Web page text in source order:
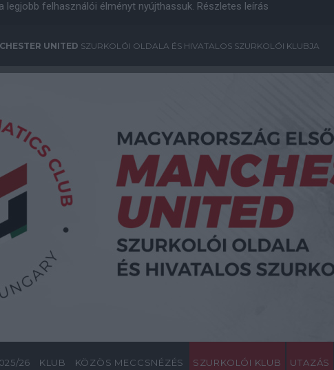
legjobb felhasználói élményt nyújthassuk. Részletes leírás
UNITED SZURKOLÓI OLDALA ÉS HIVATALOS SZURKOLÓI KLUBJA
26 KLUB KÖZÖS MECCSNÉZÉS SZURKOLÓI KLUB UTAZÁS